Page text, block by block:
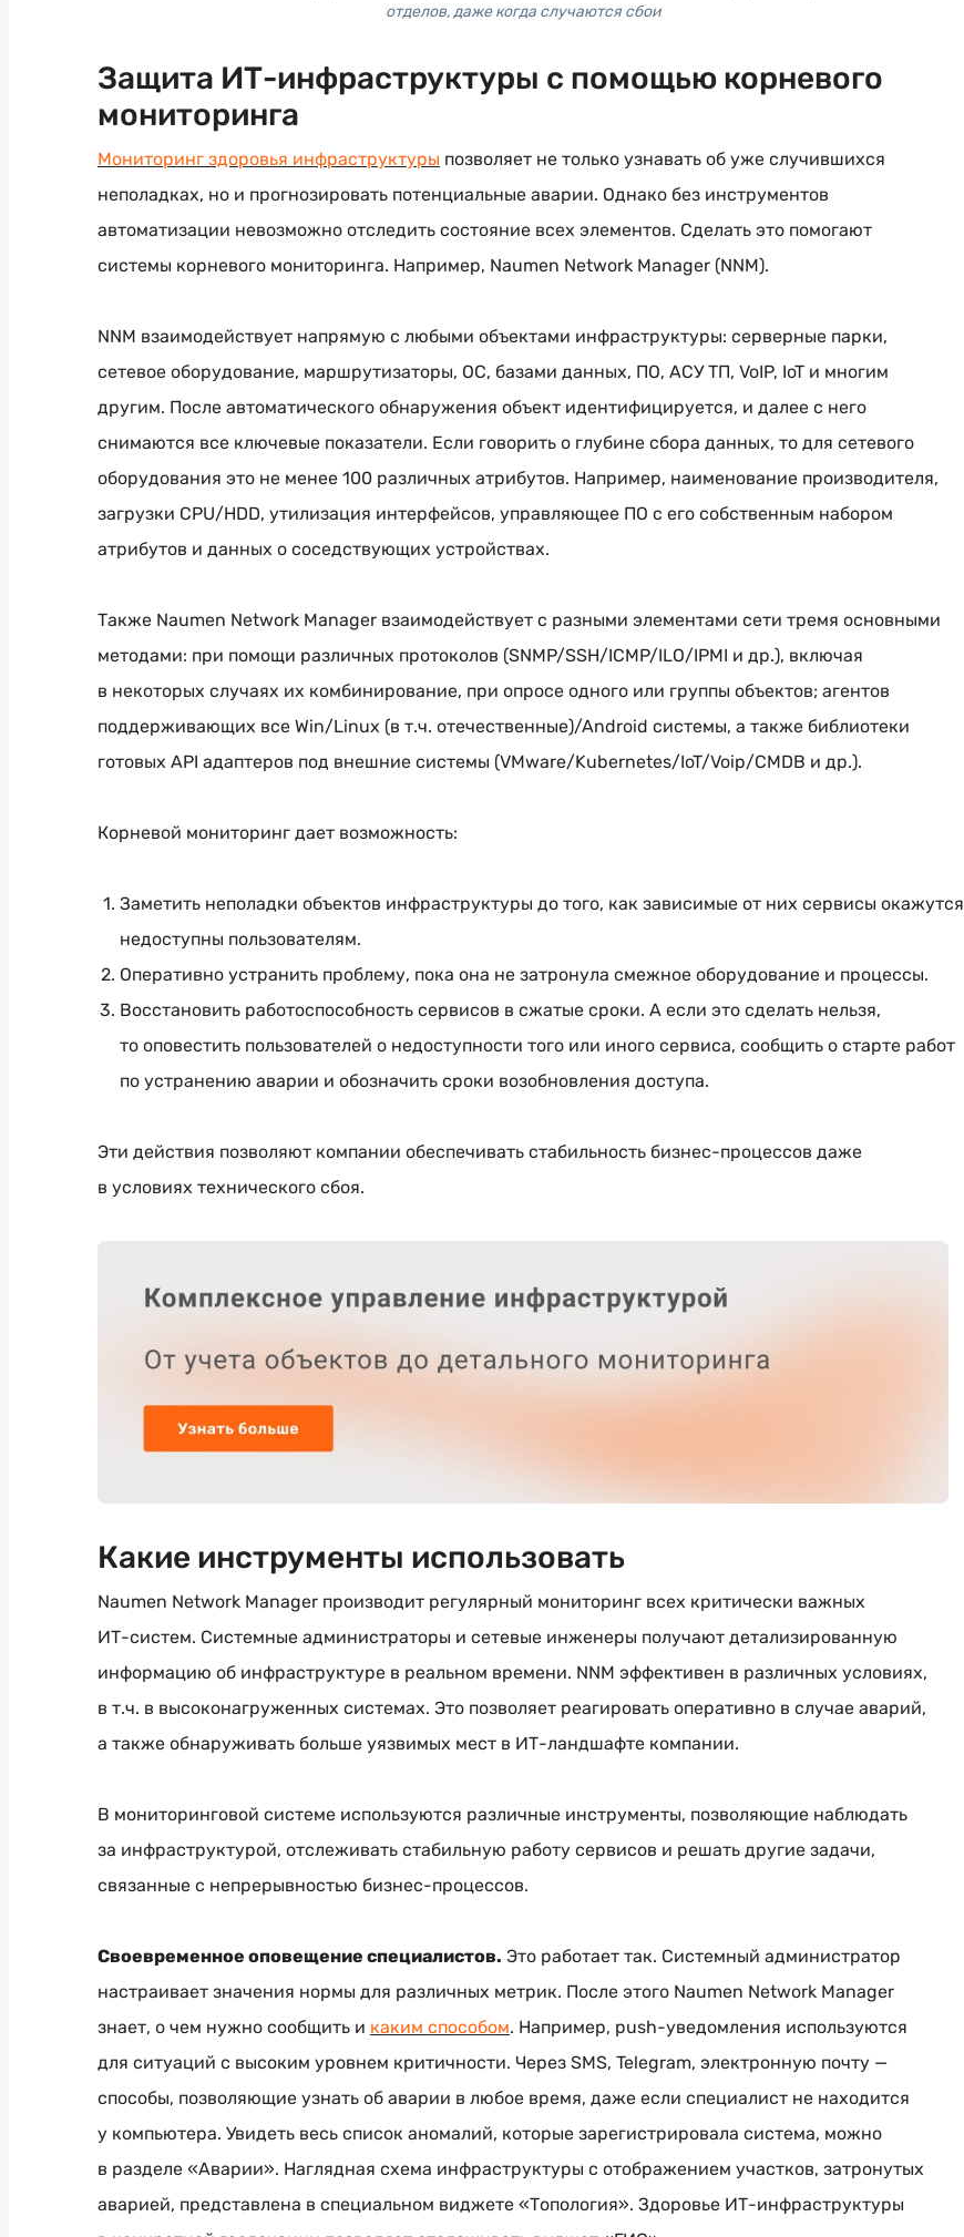
отделов, даже когда случаются сбои
Защита ИТ-инфраструктуры с помощью корневого
мониторинга
Мониторинг здоровья инфраструктуры позволяет не только узнавать об уже случившихся
неполадках, но и прогнозировать потенциальные аварии. Однако без инструментов
автоматизации невозможно отследить состояние всех элементов. Сделать это помогают
системы корневого мониторинга. Например, Naumen Network Manager (NNM).
NNM взаимодействует напрямую с любыми объектами инфраструктуры: серверные парки,
сетевое оборудование, маршрутизаторы, ОС, базами данных, ПО, АСУ ТП, VoIP, IoT и многим
другим. После автоматического обнаружения объект идентифицируется, и далее с него
снимаются все ключевые показатели. Если говорить о глубине сбора данных, то для сетевого
оборудования это не менее 100 различных атрибутов. Например, наименование производителя,
загрузки CPU/HDD, утилизация интерфейсов, управляющее ПО с его собственным набором
атрибутов и данных о соседствующих устройствах.
Также Naumen Network Manager взаимодействует с разными элементами сети тремя основными
методами: при помощи различных протоколов (SNMP/SSH/ICMP/ILO/IPMI и др.), включая
в некоторых случаях их комбинирование, при опросе одного или группы объектов; агентов
поддерживающих все Win/Linux (в т.ч. отечественные)/Android системы, а также библиотеки
готовых API адаптеров под внешние системы (VMware/Kubernetes/IoT/Voip/CMDB и др.).
Корневой мониторинг дает возможность:
Заметить неполадки объектов инфраструктуры до того, как зависимые от них сервисы окажутся
недоступны пользователям.
Оперативно устранить проблему, пока она не затронула смежное оборудование и процессы.
Восстановить работоспособность сервисов в сжатые сроки. А если это сделать нельзя,
то оповестить пользователей о недоступности того или иного сервиса, сообщить о старте работ
по устранению аварии и обозначить сроки возобновления доступа.
Эти действия позволяют компании обеспечивать стабильность бизнес-процессов даже
в условиях технического сбоя.
Какие инструменты использовать
Naumen Network Manager производит регулярный мониторинг всех критически важных
ИТ-систем. Системные администраторы и сетевые инженеры получают детализированную
информацию об инфраструктуре в реальном времени. NNM эффективен в различных условиях,
в т.ч. в высоконагруженных системах. Это позволяет реагировать оперативно в случае аварий,
а также обнаруживать больше уязвимых мест в ИТ-ландшафте компании.
В мониторинговой системе используются различные инструменты, позволяющие наблюдать
за инфраструктурой, отслеживать стабильную работу сервисов и решать другие задачи,
связанные с непрерывностью бизнес-процессов.
Своевременное оповещение специалистов. Это работает так. Системный администратор
настраивает значения нормы для различных метрик. После этого Naumen Network Manager
знает, о чем нужно сообщить и каким способом. Например, push-уведомления используются
для ситуаций с высоким уровнем критичности. Через SMS, Telegram, электронную почту —
способы, позволяющие узнать об аварии в любое время, даже если специалист не находится
у компьютера. Увидеть весь список аномалий, которые зарегистрировала система, можно
в разделе «Аварии». Наглядная схема инфраструктуры с отображением участков, затронутых
аварией, представлена в специальном виджете «Топология». Здоровье ИТ-инфраструктуры